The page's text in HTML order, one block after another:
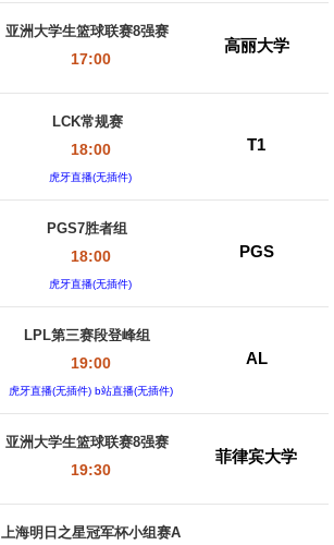
亚洲大学生篮球联赛8强赛
17:00
高丽大学
LCK常规赛
18:00
虎牙直播(无插件)
T1
PGS7胜者组
18:00
虎牙直播(无插件)
PGS
LPL第三赛段登峰组
19:00
虎牙直播(无插件) b站直播(无插件)
AL
亚洲大学生篮球联赛8强赛
19:30
菲律宾大学
上海明日之星冠军杯小组赛A